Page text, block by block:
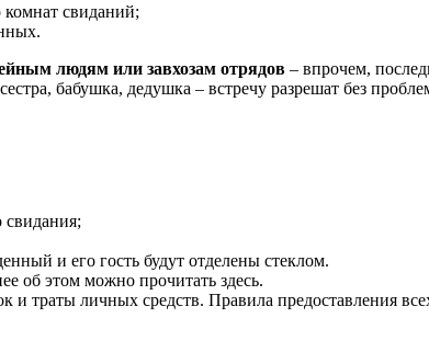
свиданий;
людям или завхозам отрядов – впрочем,
бабушка, дедушка – встречу разрешат без
свидания;
и его гость будут отделены стеклом.
об этом можно прочитать здесь.
траты личных средств. Правила предоставления